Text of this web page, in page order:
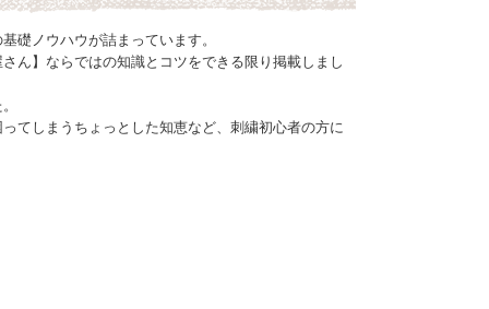
礎ノウハウが詰まっています。
ん】ならではの知識とコツをできる限り掲載しまし
てしまうちょっとした知恵など、刺繍初心者の方に